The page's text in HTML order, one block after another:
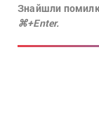
Знайшли
⌘+Enter.